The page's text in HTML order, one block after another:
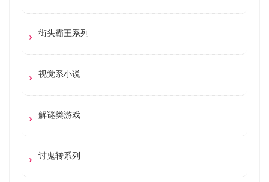
街头霸王系列
视觉系小说
解谜类游戏
讨鬼转系列